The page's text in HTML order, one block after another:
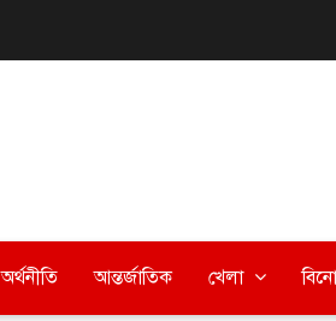
অর্থনীতি আন্তর্জাতিক খেলা